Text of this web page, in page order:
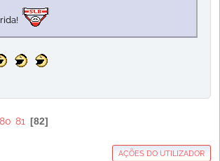
80 81 82
AÇÕES DO UTILIZADOR